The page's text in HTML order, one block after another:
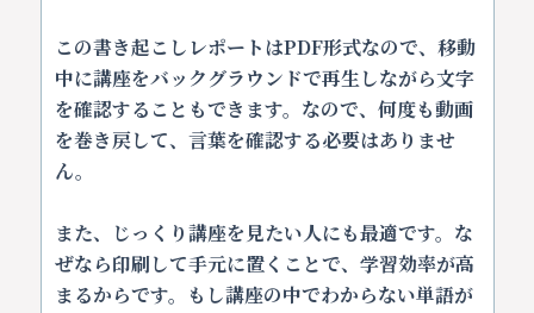
この書き起こしレポートはPDF形式なので、移動
中に講座をバックグラウンドで再生しながら文字
を確認することもできます。なので、何度も動画
を巻き戻して、言葉を確認する必要はありませ
ん。
また、じっくり講座を見たい人にも最適です。な
ぜなら印刷して手元に置くことで、学習効率が高
まるからです。もし講座の中でわからない単語が